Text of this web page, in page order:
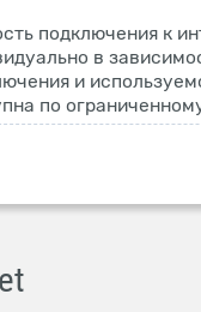
подключения к
в
и
по